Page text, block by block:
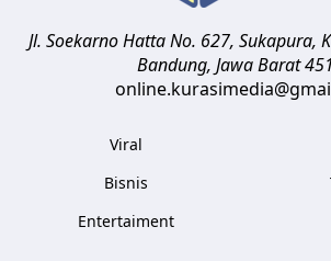
Jl. Soekarno Hatta No. 627, Sukapura,
Bandung, Jawa Barat
Viral
Bisnis
Entertaiment